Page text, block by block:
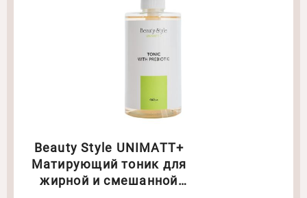
Beauty Style UNIMATT+
Матирующий тоник для
жирной и смешанной